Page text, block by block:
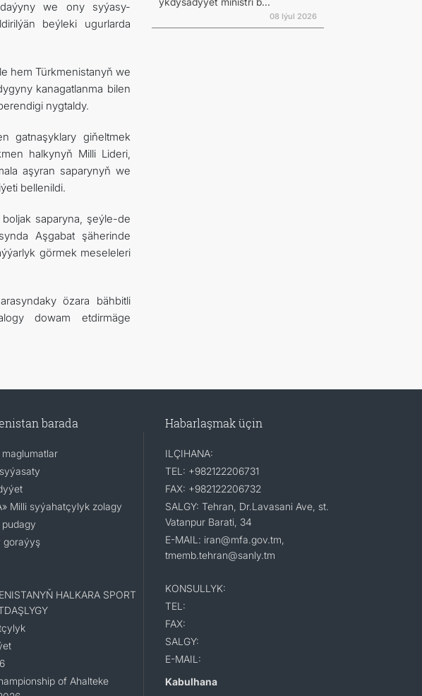
we ony syýasy-
beýleki ugurlarda
hem Türkmenistanyň we
kanagatlanma bilen
nygtaldy.
gatnaşyklary giňeltmek
halkynyň Milli Lideri,
aşyran saparynyň we
bellenildi.
saparyna, şeýle-de
Aşgabat şäherinde
görmek meseleleri
özara bähbitli
dowam etdirmäge
08 Iýul 2026
barada
Milli syýahatçylyk zolagy
goraýyş
HALKARA SPORT
of Ahalteke
Habarlaşmak üçin
ILÇIHANA:
TEL: +982122206731
FAX: +982122206732
SALGY: Tehran, Dr.Lavasani Ave, st.
Vatanpur Barati, 34
E-MAIL: iran@mfa.gov.tm,
tmemb.tehran@sanly.tm
KONSULLYK:
TEL:
FAX:
SALGY:
E-MAIL:
Kabulhana